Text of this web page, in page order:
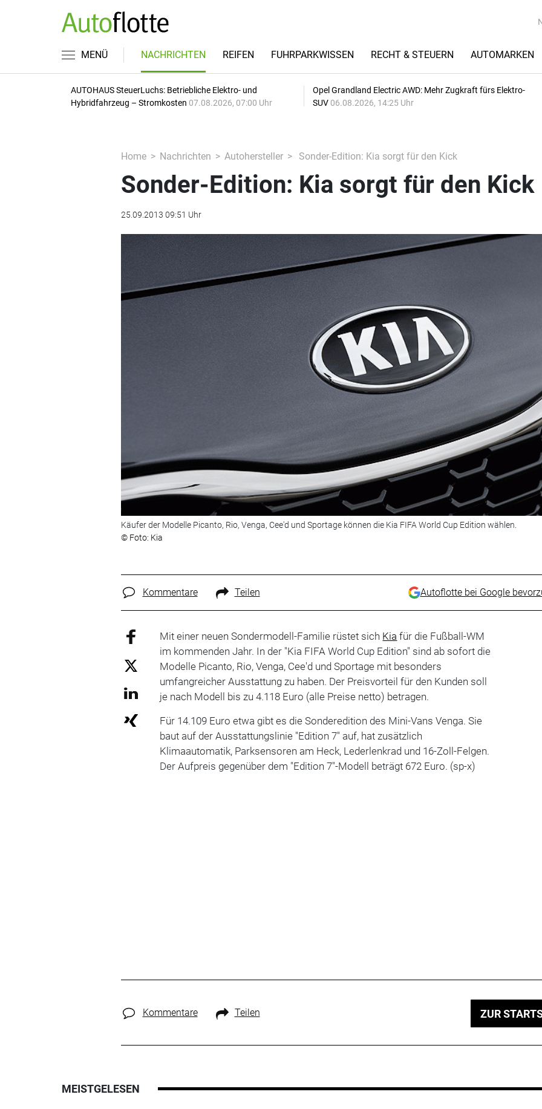
MENÜ NACHRICHTEN REIFEN FUHRPARKWISSEN RECHT & STEUERN AUTOMARKEN
AUTOHAUS SteuerLuchs: Betriebliche Elektro- und
Hybridfahrzeug – Stromkosten 07.08.2026, 07:00 Uhr
Opel Grandland Electric AWD: Mehr Zugkraft fürs Elektro-
SUV 06.08.2026, 14:25 Uhr
Home Nachrichten Autohersteller Sonder-Edition: Kia sorgt für den Kick
Sonder-Edition: Kia sorgt für den Kick
25.09.2013 09:51 Uhr
Käufer der Modelle Picanto, Rio, Venga, Cee'd und Sportage können die Kia FIFA World Cup Edition wählen.
© Foto: Kia
Kommentare Teilen Autoflotte bei Google
Mit einer neuen Sondermodell-Familie rüstet sich Kia für die Fußball-WM
im kommenden Jahr. In der "Kia FIFA World Cup Edition" sind ab sofort die
Modelle Picanto, Rio, Venga, Cee'd und Sportage mit besonders
umfangreicher Ausstattung zu haben. Der Preisvorteil für den Kunden soll
je nach Modell bis zu 4.118 Euro (alle Preise netto) betragen.
Für 14.109 Euro etwa gibt es die Sonderedition des Mini-Vans Venga. Sie
baut auf der Ausstattungslinie "Edition 7" auf, hat zusätzlich
Klimaautomatik, Parksensoren am Heck, Lederlenkrad und 16-Zoll-Felgen.
Der Aufpreis gegenüber dem "Edition 7"-Modell beträgt 672 Euro. (sp-x)
Kommentare Teilen ZUR
MEISTGELESEN